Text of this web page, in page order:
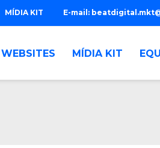
E-mail:
MÍDIA KIT
WEBSITES MÍDIA KIT